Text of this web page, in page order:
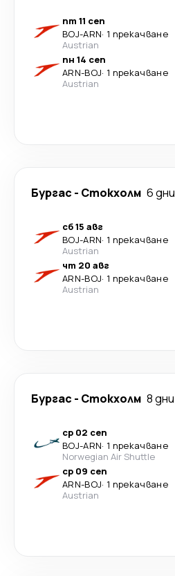
пт 11 сеп
BOJ-ARN· 1 прекачване
Austrian
пн 14 сеп
ARN-BOJ· 1 прекачване
Austrian
Бургас - Стoкхолм 6 дни
сб 15 авг
BOJ-ARN· 1 прекачване
Austrian
чт 20 авг
ARN-BOJ· 1 прекачване
Austrian
Бургас - Стoкхолм 8 дни
ср 02 сеп
BOJ-ARN· 1 прекачване
Norwegian Air Shuttle
ср 09 сеп
ARN-BOJ· 1 прекачване
Austrian